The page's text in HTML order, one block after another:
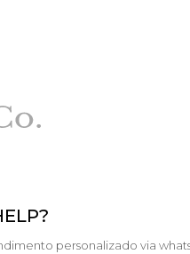
personalizado via